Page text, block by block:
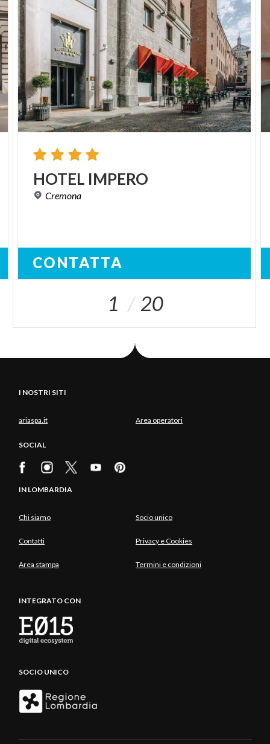
HOTEL IMPERO
Cremona
CONTATTA
1 20
I NOSTRI SITI
ariaspa.it Area operatori
SOCIAL
IN LOMBARDIA
Chi siamo Socio unico
Contatti Privacy e Cookies
Area stampa Termini e condizioni
INTEGRATO CON
SOCIO UNICO